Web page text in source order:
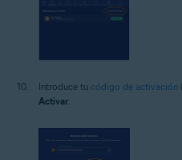
Introduce tu código de activación
Activar